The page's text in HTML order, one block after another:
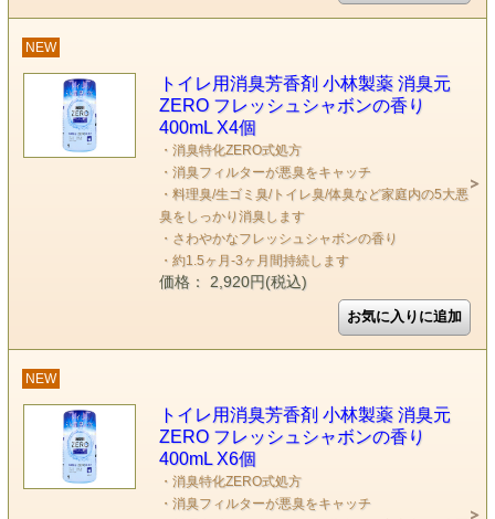
NEW
トイレ用消臭芳香剤 小林製薬 消臭元
ZERO フレッシュシャボンの香り
400mL X4個
・消臭特化ZERO式処方
・消臭フィルターが悪臭をキャッチ
・料理臭/生ゴミ臭/トイレ臭/体臭など家庭内の5大悪
臭をしっかり消臭します
・さわやかなフレッシュシャボンの香り
・約1.5ヶ月-3ヶ月間持続します
価格： 2,920円(税込)
NEW
トイレ用消臭芳香剤 小林製薬 消臭元
ZERO フレッシュシャボンの香り
400mL X6個
・消臭特化ZERO式処方
・消臭フィルターが悪臭をキャッチ